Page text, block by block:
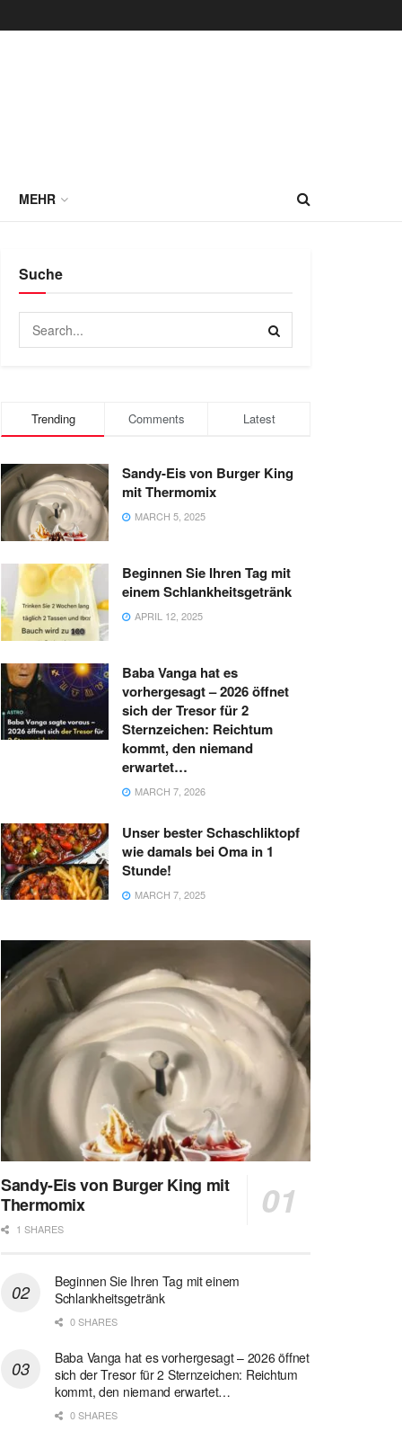
MEHR
Suche
Trending Comments Latest
Sandy-Eis von Burger King
mit Thermomix
MARCH 5, 2025
Beginnen Sie Ihren Tag mit
einem Schlankheitsgetränk
APRIL 12, 2025
Baba Vanga hat es
vorhergesagt – 2026 öffnet
sich der Tresor für 2
Sternzeichen: Reichtum
kommt, den niemand
erwartet…
MARCH 7, 2026
Unser bester Schaschliktopf
wie damals bei Oma in 1
Stunde!
MARCH 7, 2025
Sandy-Eis von Burger King mit
Thermomix
1 SHARES
Beginnen Sie Ihren Tag mit einem
Schlankheitsgetränk
0 SHARES
Baba Vanga hat es vorhergesagt – 2026 öffnet
sich der Tresor für 2 Sternzeichen: Reichtum
kommt, den niemand erwartet…
0 SHARES